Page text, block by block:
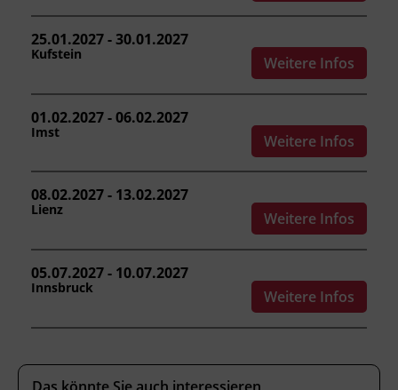
anschlagen.
die Verständigungsmöglichkeiten beim
Kranbetrieb einsetzen.
Aufbau und Besonderheiten eines
Fahrzeugkrans beschreiben.
Wartungsarbeiten sowie Sicht- und
Funktionsprüfungen durchführen und
Sondereinsätze einordnen.
Präsenzunterricht
Fachtrainer_in
Abschluss
25.01.2027 - 30.01.2027
Kufstein Weitere Infos
01.02.2027 - 06.02.2027
Imst Weitere Infos
08.02.2027 - 13.02.2027
Lienz Weitere Infos
05.07.2027 - 10.07.2027
Innsbruck Weitere Infos
Das könnte Sie auch interessieren